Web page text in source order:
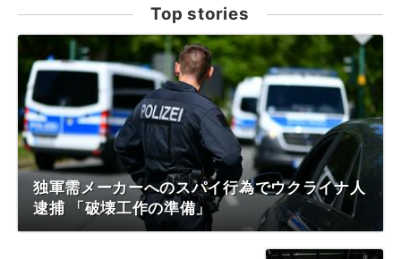
Top stories
独軍需メーカーへのスパイ行為でウクライナ人
逮捕 「破壊工作の準備」